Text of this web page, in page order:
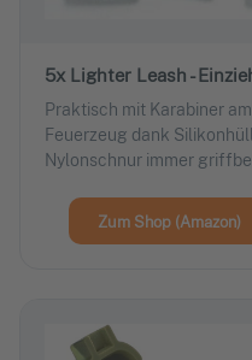
5x Lighter Leash -
Praktisch mit Karabiner
Feuerzeug dank
Nylonschnur immer
Zum Shop (Amazon)